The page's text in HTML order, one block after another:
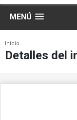
MENÚ
Inicio
Detalles del